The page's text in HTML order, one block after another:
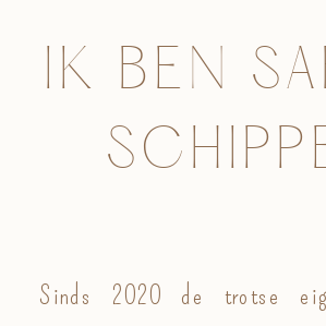
IK BEN
Sinds 2020 de trotse